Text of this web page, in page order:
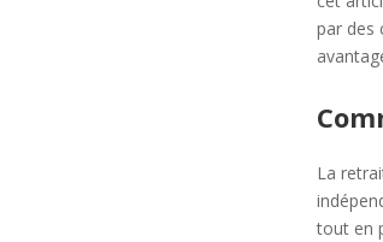
par des
La
tout en